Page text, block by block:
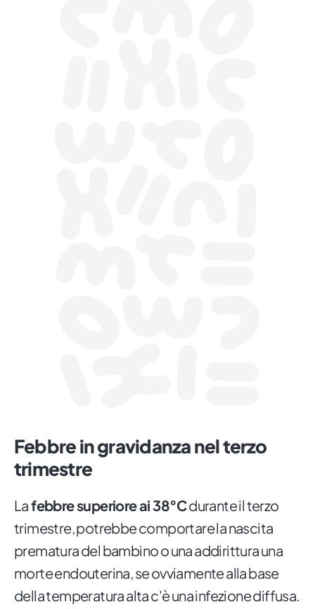
Febbre in gravidanza nel terzo
trimestre
Lafebbre superiore ai 38°Cdurante il terzo
trimestre, potrebbe comportare la nascita
prematura del bambino o una addirittura una
morte endouterina, se ovviamente alla base
della temperatura alta c'è una infezione diffusa.